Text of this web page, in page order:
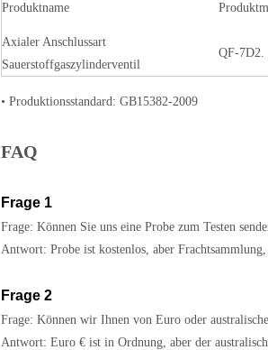
Produktname
Axialer Anschlussart
Sauerstoffgaszylinderventil
QF-7D2.
• Produktionsstandard: GB15382-2009
FAQ
Frage 1
Frage: Können Sie uns eine Probe zum Testen
Antwort: Probe ist kostenlos, aber Frachtsammlung,
Frage 2
Frage: Können wir Ihnen von Euro oder
Antwort: Euro € ist in Ordnung, aber der